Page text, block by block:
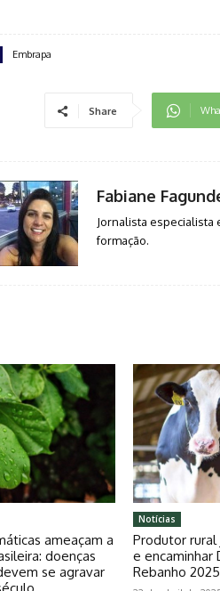
Embrapa
Share
Fabiane
Jornalista especialista
formação.
ameaçam a
doenças
se agravar
Notícias
Produtor
e encaminhar
Rebanho 2025